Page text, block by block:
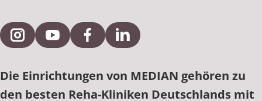
Externe Verlinkung zu Instagram
Externe Verlinkung zu YouTube
Externe Verlinkung zu Facebook
Externe Verlinkung zu
Die Einrichtungen von MEDIAN gehören zu
den besten Reha-Kliniken Deutschlands mit